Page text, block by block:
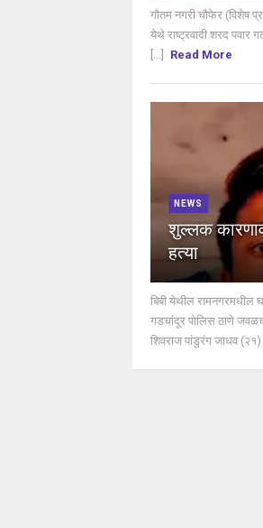
गौतम नगरी चौफेर (विशेष
येथे राष्ट्रवादी शरद पवार
Read More
NEWS
शुल्लक
हत्या
बिबी येथील रामनगरमधील
गडचांदूर पोलिस ठाणे
शिवराज पांडुरंग जाधव (२१)